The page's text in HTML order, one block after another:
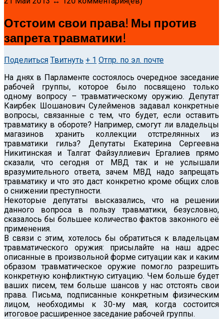
Отстоим свои права! Мы против
запрета травматики!
Поделиться Твитнуть + 1 Отпр. по эл. почте
На днях в Парламенте состоялось очередное заседание
рабочей группы, которое было посвящено только
одному вопросу – травматическому оружию. Депутат
Каирбек Шошанович Сулейменов задавал конкретные
вопросы, связанные с тем, что будет, если оставить
травматику в обороте? Например, смогут ли владельцы
магазинов хранить коллекции отстрелянных из
травматики гильз? Депутаты Екатерина Сергеевна
Никитинская и Талгат Файзуллиевич Ергалиев прямо
сказали, что сегодня от МВД так и не услышали
вразумительного ответа, зачем МВД надо запрещать
травматику и что это даст конкретно кроме общих слов
о снижении преступности.
Некоторые депутаты высказались, что на решении
данного вопроса в пользу травматики, безусловно,
сказалось бы большее количество фактов законного её
применения.
В связи с этим, хотелось бы обратиться к владельцам
травматического оружия: присылайте на наш адрес
описанные в произвольной форме ситуации как и каким
образом травматическое оружие помогло разрешить
конкретную конфликтную ситуацию. Чем больше будет
ваших писем, тем больше шансов у нас отстоять свои
права. Письма, подписанные конкретным физическим
лицом, необходимы к 30-му мая, когда состоится
итоговое расширенное заседание рабочей группы.